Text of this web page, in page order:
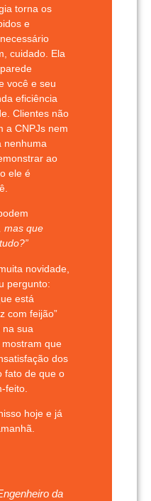
torna os
e
cuidado. Ela
você e seu
eficiência
Clientes não
a CNPJs nem
nenhuma
ao
ele é
mas que
novidade,
pergunto:
está
com feijão”
na sua
que
dos
fato de que o
feito.
hoje e já
da